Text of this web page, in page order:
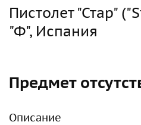
Пистолет "Стар"
"Ф", Испания
Предмет
Описание